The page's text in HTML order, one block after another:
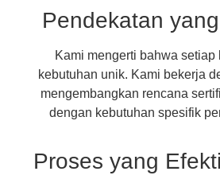
Pendekatan
Kami mengerti bahwa
kebutuhan unik. Kami bekerja
mengembangkan rencana
dengan kebutuhan spesifik
Proses yang